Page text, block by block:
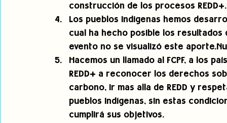
construcción de los procesos
Los pueblos indígenas hemos
cual ha hecho posible los resultados
evento no se visualizó este
Hacemos un llamado al FCPF, a los
REDD+ a reconocer los derechos
carbono, ir mas alla de REDD y
pueblos indígenas, sin estas
cumplirá sus objetivos.